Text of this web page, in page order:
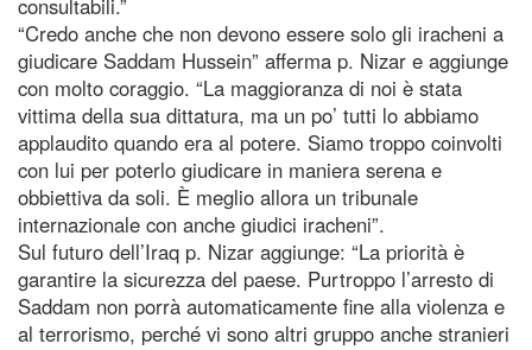
“Credo anche che non devono essere solo gli iracheni a
giudicare Saddam Hussein” afferma p. Nizar e aggiunge
con molto coraggio. “La maggioranza di noi è stata
vittima della sua dittatura, ma un po’ tutti lo abbiamo
applaudito quando era al potere. Siamo troppo coinvolti
con lui per poterlo giudicare in maniera serena e
obbiettiva da soli. È meglio allora un tribunale
internazionale con anche giudici iracheni”.
Sul futuro dell’Iraq p. Nizar aggiunge: “La priorità è
garantire la sicurezza del paese. Purtroppo l’arresto di
Saddam non porrà automaticamente fine alla violenza e
al terrorismo, perché vi sono altri gruppo anche stranieri